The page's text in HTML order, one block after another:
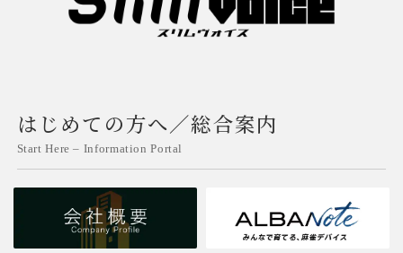
はじめての方へ／総合案内
Start Here – Information Portal